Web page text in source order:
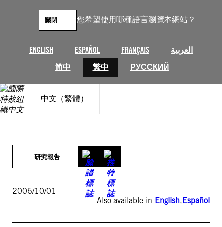
您希望使用哪種語言瀏覽本網站？
ENGLISH ESPAÑOL FRANÇAIS
العربية
简中
繁中 РУССКИЙ
關閉
中文（繁體）
研究報告
2006/10/01
Also available in English,Español